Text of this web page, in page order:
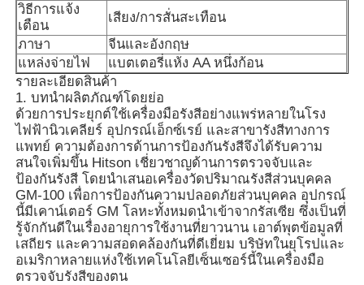
บ้าน
ผลิตภัณฑ์
วิธีการแจ้ง
เตือน
เสียง/การสั่นสะเทือน
ภาษา
จีนและอังกฤษ
แหล่งจ่ายไฟ
แบตเตอรี่แห้ง AA หนึ่งก้อน
รายละเอียดสินค้า
1. บทนำผลิตภัณฑ์โดยย่อ
ด้วยการประยุกต์ใช้เครื่องมือรังสีอย่างแพร่หลายในโรง
ไฟฟ้านิวเคลียร์ อุปกรณ์เอ็กซ์เรย์ และสาขารังสีทางการ
แพทย์ ความต้องการด้านการป้องกันรังสีจึงได้รับความ
สนใจเพิ่มขึ้น Hitson เชี่ยวชาญด้านการตรวจจับและ
ป้องกันรังสี โดยนำเสนอเครื่องวัดปริมาณรังสีส่วนบุคคล
GM-100 เพื่อการป้องกันความปลอดภัยส่วนบุคคล อุปกรณ์
นี้มีเคาน์เตอร์ GM โลหะทั้งหมดนำเข้าจากรัสเซีย ซึ่งเป็นที่
รู้จักกันดีในเรื่องอายุการใช้งานที่ยาวนาน เอาต์พุตข้อมูลที่
เสถียร และความสอดคล้องกันที่ดีเยี่ยม บริษัทในยุโรปและ
อเมริกาหลายแห่งใช้เทคโนโลยีเซ็นเซอร์นี้ในเครื่องมือ
ตรวจจับรังสีของตน